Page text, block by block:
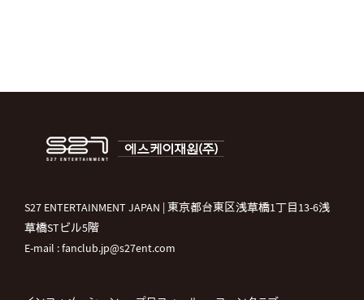
S27 ENTERTAINMENT JAPAN | 東京都台東区浅草橋1丁目13-6浅
草橋STビル5階
E-mail : fanclub.jp@s27ent.com